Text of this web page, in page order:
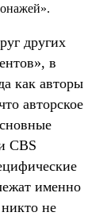
других
в
как авторы
авторское
CBS
именно
не